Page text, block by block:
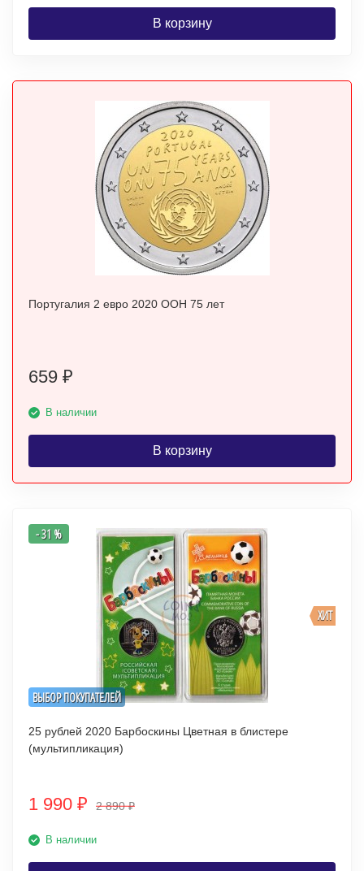
В корзину
Португалия 2 евро 2020 ООН 75 лет
659 ₽
В наличии
В корзину
ВЫБОР ПОКУПАТЕЛЕЙ
ХИТ
- 31 %
25 рублей 2020 Барбоскины Цветная в блистере
(мультипликация)
1 990 ₽ 2 890₽
В наличии